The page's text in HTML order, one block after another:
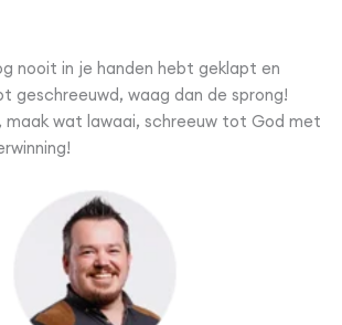
nooit in je handen hebt geklapt en
geschreeuwd, waag dan de sprong!
maak wat lawaai, schreeuw tot God met